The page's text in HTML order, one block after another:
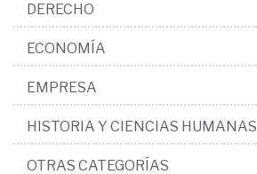
DERECHO
ECONOMÍA
EMPRESA
HISTORIA Y CIENCIAS HUMANAS
OTRAS CATEGORÍAS